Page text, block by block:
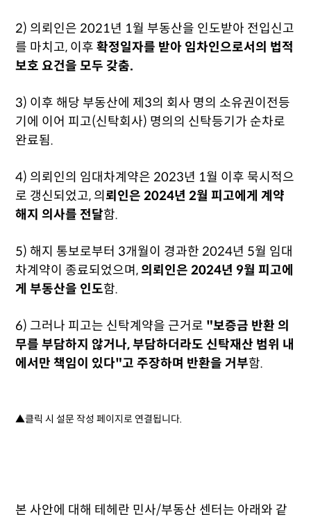
2) 의뢰인은 2021년 1월 부동산을 인도받아 전입신고
를 마치고, 이후확정일자를 받아 임차인으로서의 법적
보호 요건을 모두 갖춤.
3) 이후 해당 부동산에 제3의 회사 명의 소유권이전등
기에 이어 피고(신탁회사) 명의의 신탁등기가 순차로
완료됨.
4) 의뢰인의 임대차계약은 2023년 1월 이후 묵시적으
로 갱신되었고, 의 뢰인은 2024년 2월 피고에게 계약
해지 의사를 전달함.
5) 해지 통보로부터 3개월이 경과한 2024년 5월 임대
차계약이 종료되었으며, 의뢰인은 2024년 9월 피고에
게 부동산을 인도함.
6) 그러나 피고는 신탁계약을 근거로 "보증금 반환 의
무를 부담하지 않거나, 부담하더라도 신탁재산 범위 내
에서만 책임이 있다"고 주장하며 반환을 거부함.
▲클릭 시 설문 작성 페이지로 연결됩니다.
본 사안에 대해 테헤란 민사/부동산 센터는 아래와 같